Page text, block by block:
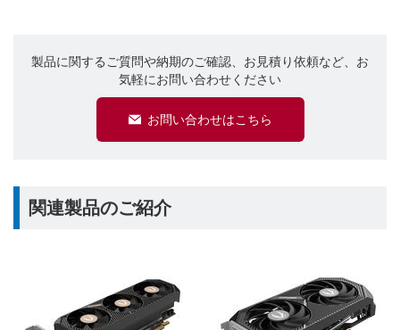
製品に関するご質問や納期のご確認、お見積り依頼など、お
気軽にお問い合わせください
お問い合わせはこちら
関連製品のご紹介